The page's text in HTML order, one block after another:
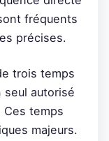
fréquents
précises.
trois temps
seul autorisé
temps
majeurs.